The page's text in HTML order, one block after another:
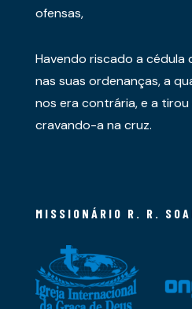
ofensas,
Havendo riscado a cédula
nas suas ordenanças, a
nos era contrária, e a
cravando-a na cruz.
MISSIONÁRIO R. R.